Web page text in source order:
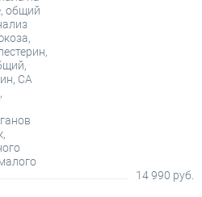
общий
СА
14 990 руб.